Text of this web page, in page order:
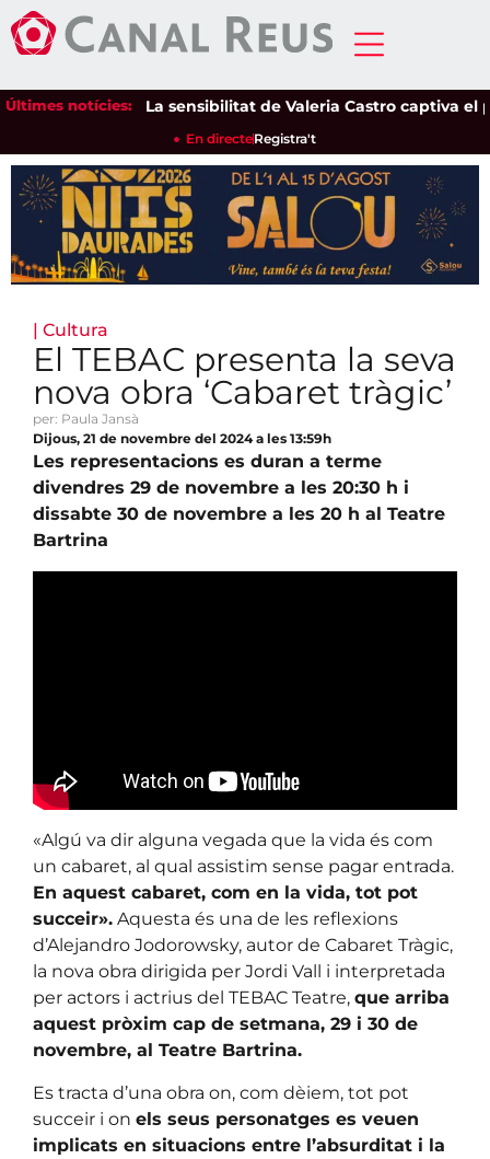
Últimes notícies:La sensibilitat de Valeria Castro captiva el
En directeRegistra't
| Cultura
El TEBAC presenta la seva
nova obra ‘Cabaret tràgic’
per: Paula Jansà
Dijous, 21 de novembre del 2024 a les 13:59h
Les representacions es duran a terme
divendres 29 de novembre a les 20:30 h i
dissabte 30 de novembre a les 20 h al Teatre
Bartrina
«Algú va dir alguna vegada que la vida és com
un cabaret, al qual assistim sense pagar entrada.
En aquest cabaret, com en la vida, tot pot
succeir». Aquesta és una de les reflexions
d’Alejandro Jodorowsky, autor de Cabaret Tràgic,
la nova obra dirigida per Jordi Vall i interpretada
per actors i actrius del TEBAC Teatre, que arriba
aquest pròxim cap de setmana, 29 i 30 de
novembre, al Teatre Bartrina.
Es tracta d’una obra on, com dèiem, tot pot
succeir i on els seus personatges es veuen
implicats en situacions entre l’absurditat i la